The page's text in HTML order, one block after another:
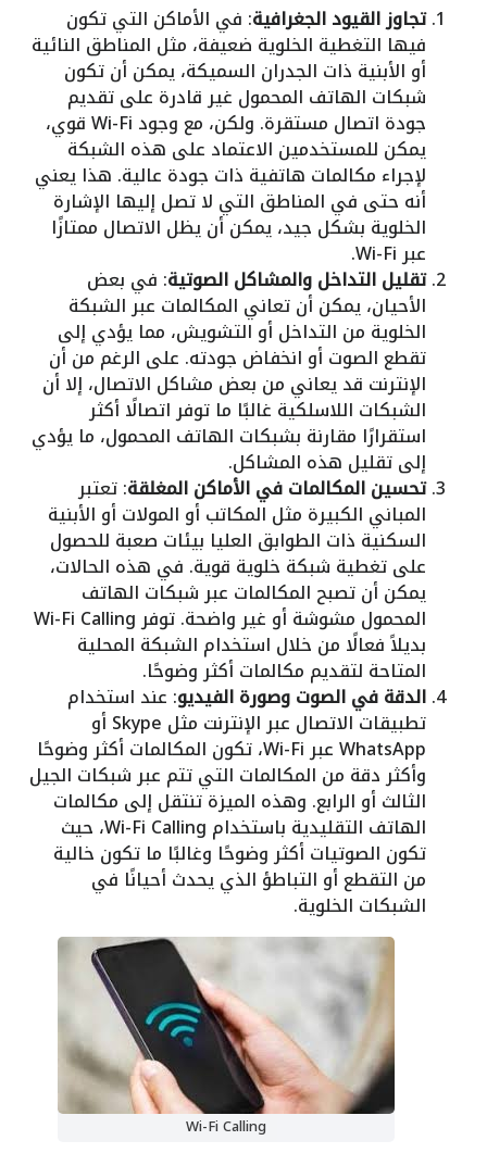
تجاوز القيود الجغرافية: في الأماكن التي تكون
فيها التغطية الخلوية ضعيفة، مثل المناطق النائية
أو الأبنية ذات الجدران السميكة، يمكن أن تكون
شبكات الهاتف المحمول غير قادرة على تقديم
جودة اتصال مستقرة. ولكن، مع وجود Wi-Fi قوي،
يمكن للمستخدمين الاعتماد على هذه الشبكة
لإجراء مكالمات هاتفية ذات جودة عالية. هذا يعني
أنه حتى في المناطق التي لا تصل إليها الإشارة
الخلوية بشكل جيد، يمكن أن يظل الاتصال ممتازًا
عبر Wi-Fi.
تقليل التداخل والمشاكل الصوتية: في بعض
الأحيان، يمكن أن تعاني المكالمات عبر الشبكة
الخلوية من التداخل أو التشويش، مما يؤدي إلى
تقطع الصوت أو انخفاض جودته. على الرغم من أن
الإنترنت قد يعاني من بعض مشاكل الاتصال، إلا أن
الشبكات اللاسلكية غالبًا ما توفر اتصالًا أكثر
استقرارًا مقارنة بشبكات الهاتف المحمول، ما يؤدي
إلى تقليل هذه المشاكل.
تحسين المكالمات في الأماكن المغلقة: تعتبر
المباني الكبيرة مثل المكاتب أو المولات أو الأبنية
السكنية ذات الطوابق العليا بيئات صعبة للحصول
على تغطية شبكة خلوية قوية. في هذه الحالات،
يمكن أن تصبح المكالمات عبر شبكات الهاتف
المحمول مشوشة أو غير واضحة. توفر Wi-Fi Calling
بديلاً فعالًا من خلال استخدام الشبكة المحلية
المتاحة لتقديم مكالمات أكثر وضوحًا.
الدقة في الصوت وصورة الفيديو: عند استخدام
تطبيقات الاتصال عبر الإنترنت مثل Skype أو
WhatsApp عبر Wi-Fi، تكون المكالمات أكثر وضوحًا
وأكثر دقة من المكالمات التي تتم عبر شبكات الجيل
الثالث أو الرابع. وهذه الميزة تنتقل إلى مكالمات
الهاتف التقليدية باستخدام Wi-Fi Calling، حيث
تكون الصوتيات أكثر وضوحًا وغالبًا ما تكون خالية
من التقطع أو التباطؤ الذي يحدث أحيانًا في
الشبكات الخلوية.
Wi-Fi Calling